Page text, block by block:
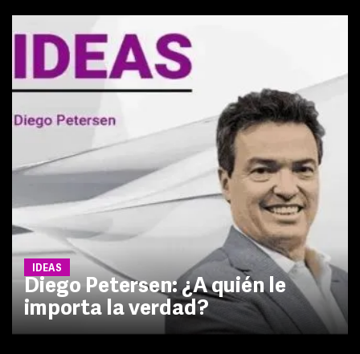
IDEAS
Diego Petersen: ¿A quién le
importa la verdad?